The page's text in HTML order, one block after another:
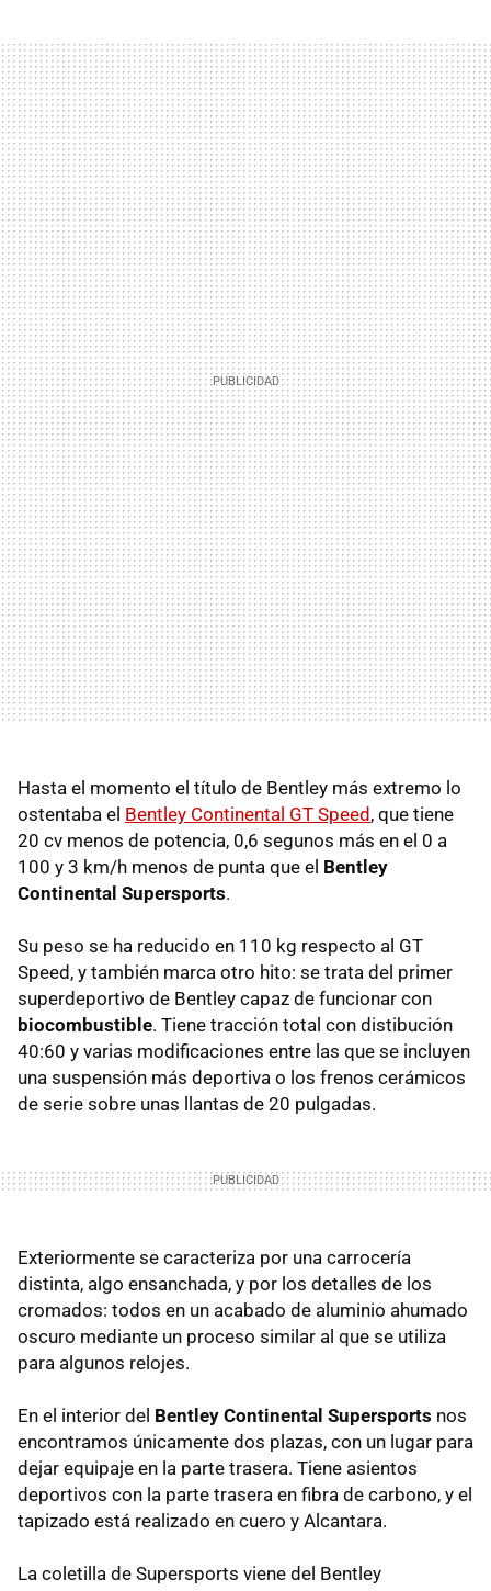
Hasta el momento el título de Bentley más extremo lo
ostentaba el Bentley Continental GT Speed, que tiene
20 cv menos de potencia, 0,6 segunos más en el 0 a
100 y 3 km/h menos de punta que el Bentley
Continental Supersports.
Su peso se ha reducido en 110 kg respecto al GT
Speed, y también marca otro hito: se trata del primer
superdeportivo de Bentley capaz de funcionar con
biocombustible. Tiene tracción total con distibución
40:60 y varias modificaciones entre las que se incluyen
una suspensión más deportiva o los frenos cerámicos
de serie sobre unas llantas de 20 pulgadas.
Exteriormente se caracteriza por una carrocería
distinta, algo ensanchada, y por los detalles de los
cromados: todos en un acabado de aluminio ahumado
oscuro mediante un proceso similar al que se utiliza
para algunos relojes.
En el interior del Bentley Continental Supersports nos
encontramos únicamente dos plazas, con un lugar para
dejar equipaje en la parte trasera. Tiene asientos
deportivos con la parte trasera en fibra de carbono, y el
tapizado está realizado en cuero y Alcantara.
La coletilla de Supersports viene del Bentley